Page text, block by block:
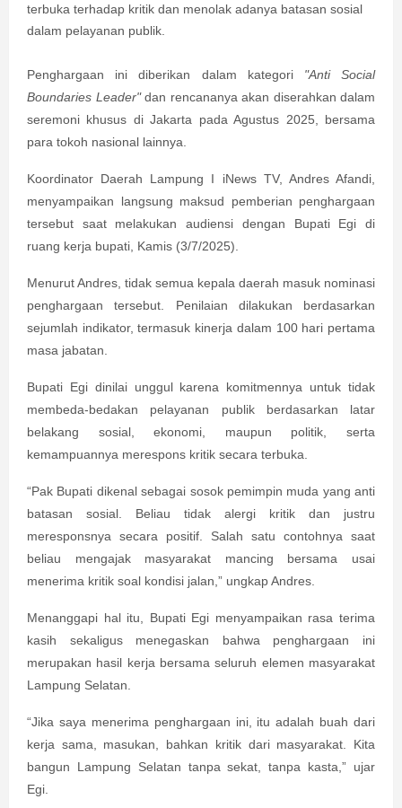
terbuka terhadap kritik dan menolak adanya batasan sosial
dalam pelayanan publik.
Penghargaan ini diberikan dalam kategori "Anti Social
Boundaries Leader"dan rencananya akan diserahkan dalam
seremoni khusus di Jakarta pada Agustus 2025, bersama
para tokoh nasional lainnya.
Koordinator Daerah Lampung I iNews TV, Andres Afandi,
menyampaikan langsung maksud pemberian penghargaan
tersebut saat melakukan audiensi dengan Bupati Egi di
ruang kerja bupati, Kamis (3/7/2025).
Menurut Andres, tidak semua kepala daerah masuk nominasi
penghargaan tersebut. Penilaian dilakukan berdasarkan
sejumlah indikator, termasuk kinerja dalam 100 hari pertama
masa jabatan.
Bupati Egi dinilai unggul karena komitmennya untuk tidak
membeda-bedakan pelayanan publik berdasarkan latar
belakang sosial, ekonomi, maupun politik, serta
kemampuannya merespons kritik secara terbuka.
“Pak Bupati dikenal sebagai sosok pemimpin muda yang anti
batasan sosial. Beliau tidak alergi kritik dan justru
meresponsnya secara positif. Salah satu contohnya saat
beliau mengajak masyarakat mancing bersama usai
menerima kritik soal kondisi jalan,” ungkap Andres.
Menanggapi hal itu, Bupati Egi menyampaikan rasa terima
kasih sekaligus menegaskan bahwa penghargaan ini
merupakan hasil kerja bersama seluruh elemen masyarakat
Lampung Selatan.
“Jika saya menerima penghargaan ini, itu adalah buah dari
kerja sama, masukan, bahkan kritik dari masyarakat. Kita
bangun Lampung Selatan tanpa sekat, tanpa kasta,” ujar
Egi.